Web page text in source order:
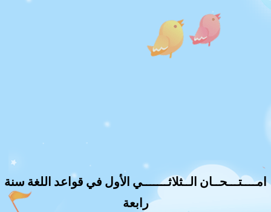
امــــتـــحــان الــثلاثـــــــي الأول في قواعد اللغة سنة
رابعة